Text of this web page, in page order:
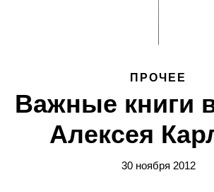
ПРОЧЕЕ
Важные книги
Алексея
30 ноября 2012